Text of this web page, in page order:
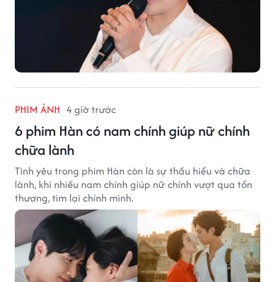
PHIM ẢNH 4 giờ trước
6 phim Hàn có nam chính giúp nữ chính
chữa lành
Tình yêu trong phim Hàn còn là sự thấu hiểu và chữa
lành, khi nhiều nam chính giúp nữ chính vượt qua tổn
thương, tìm lại chính mình.